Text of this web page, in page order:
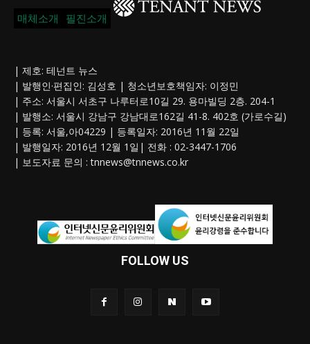
매체소개 필진소개
| 제호: 테넌트 뉴스
| 발행인·편집인: 김성호 | 청소년보호책임자: 이정민
| 주소: 서울시 서초구 나루터로10길 29. 용마빌딩 2층. 204-1
| 발행소: 서울시 강남구 강남대로162길 41-8. 402호 (가로수길)
| 등록: 서울,아04229 | 등록일자: 2016년 11월 22일
| 발행일자: 2016년 12월 1일| 전화 : 02-3447-1706
| 보도자료 문의 :tnnews@tnnews.co.kr
FOLLOW US